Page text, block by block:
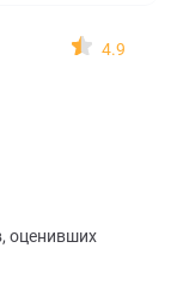
4.9
оценивших